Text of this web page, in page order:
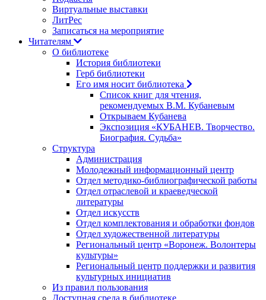
Виртуальные выставки
ЛитРес
Записаться на мероприятие
Читателям
О библиотеке
История библиотеки
Герб библиотеки
Его имя носит библиотека
Список книг для чтения,
рекомендуемых В.М. Кубаневым
Открываем Кубанева
Экспозиция «КУБАНЕВ. Творчество.
Биография. Судьба»
Структура
Администрация
Молодежный информационный центр
Отдел методико-библиографической работы
Отдел отраслевой и краеведческой
литературы
Отдел искусств
Отдел комплектования и обработки фондов
Отдел художественной литературы
Региональный центр «Воронеж. Волонтеры
культуры»
Региональный центр поддержки и развития
культурных инициатив
Из правил пользования
Доступная среда в библиотеке